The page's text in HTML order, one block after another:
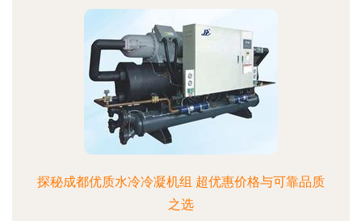
探秘成都优质水冷冷凝机组 超优惠价格与可靠品质
之选